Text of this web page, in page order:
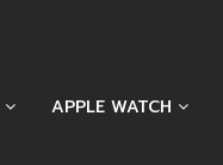
APPLE WATCH